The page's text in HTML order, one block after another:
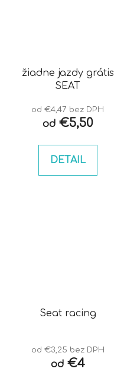
žiadne jazdy grátis
SEAT
od €4,47 bez DPH
od€5,50
DETAIL
Seat racing
od €3,25 bez DPH
od€4